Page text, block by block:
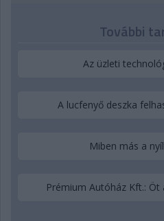
További
Az üzleti
A lucfenyő deszka
Miben más a
Prémium Autóház Kft.: